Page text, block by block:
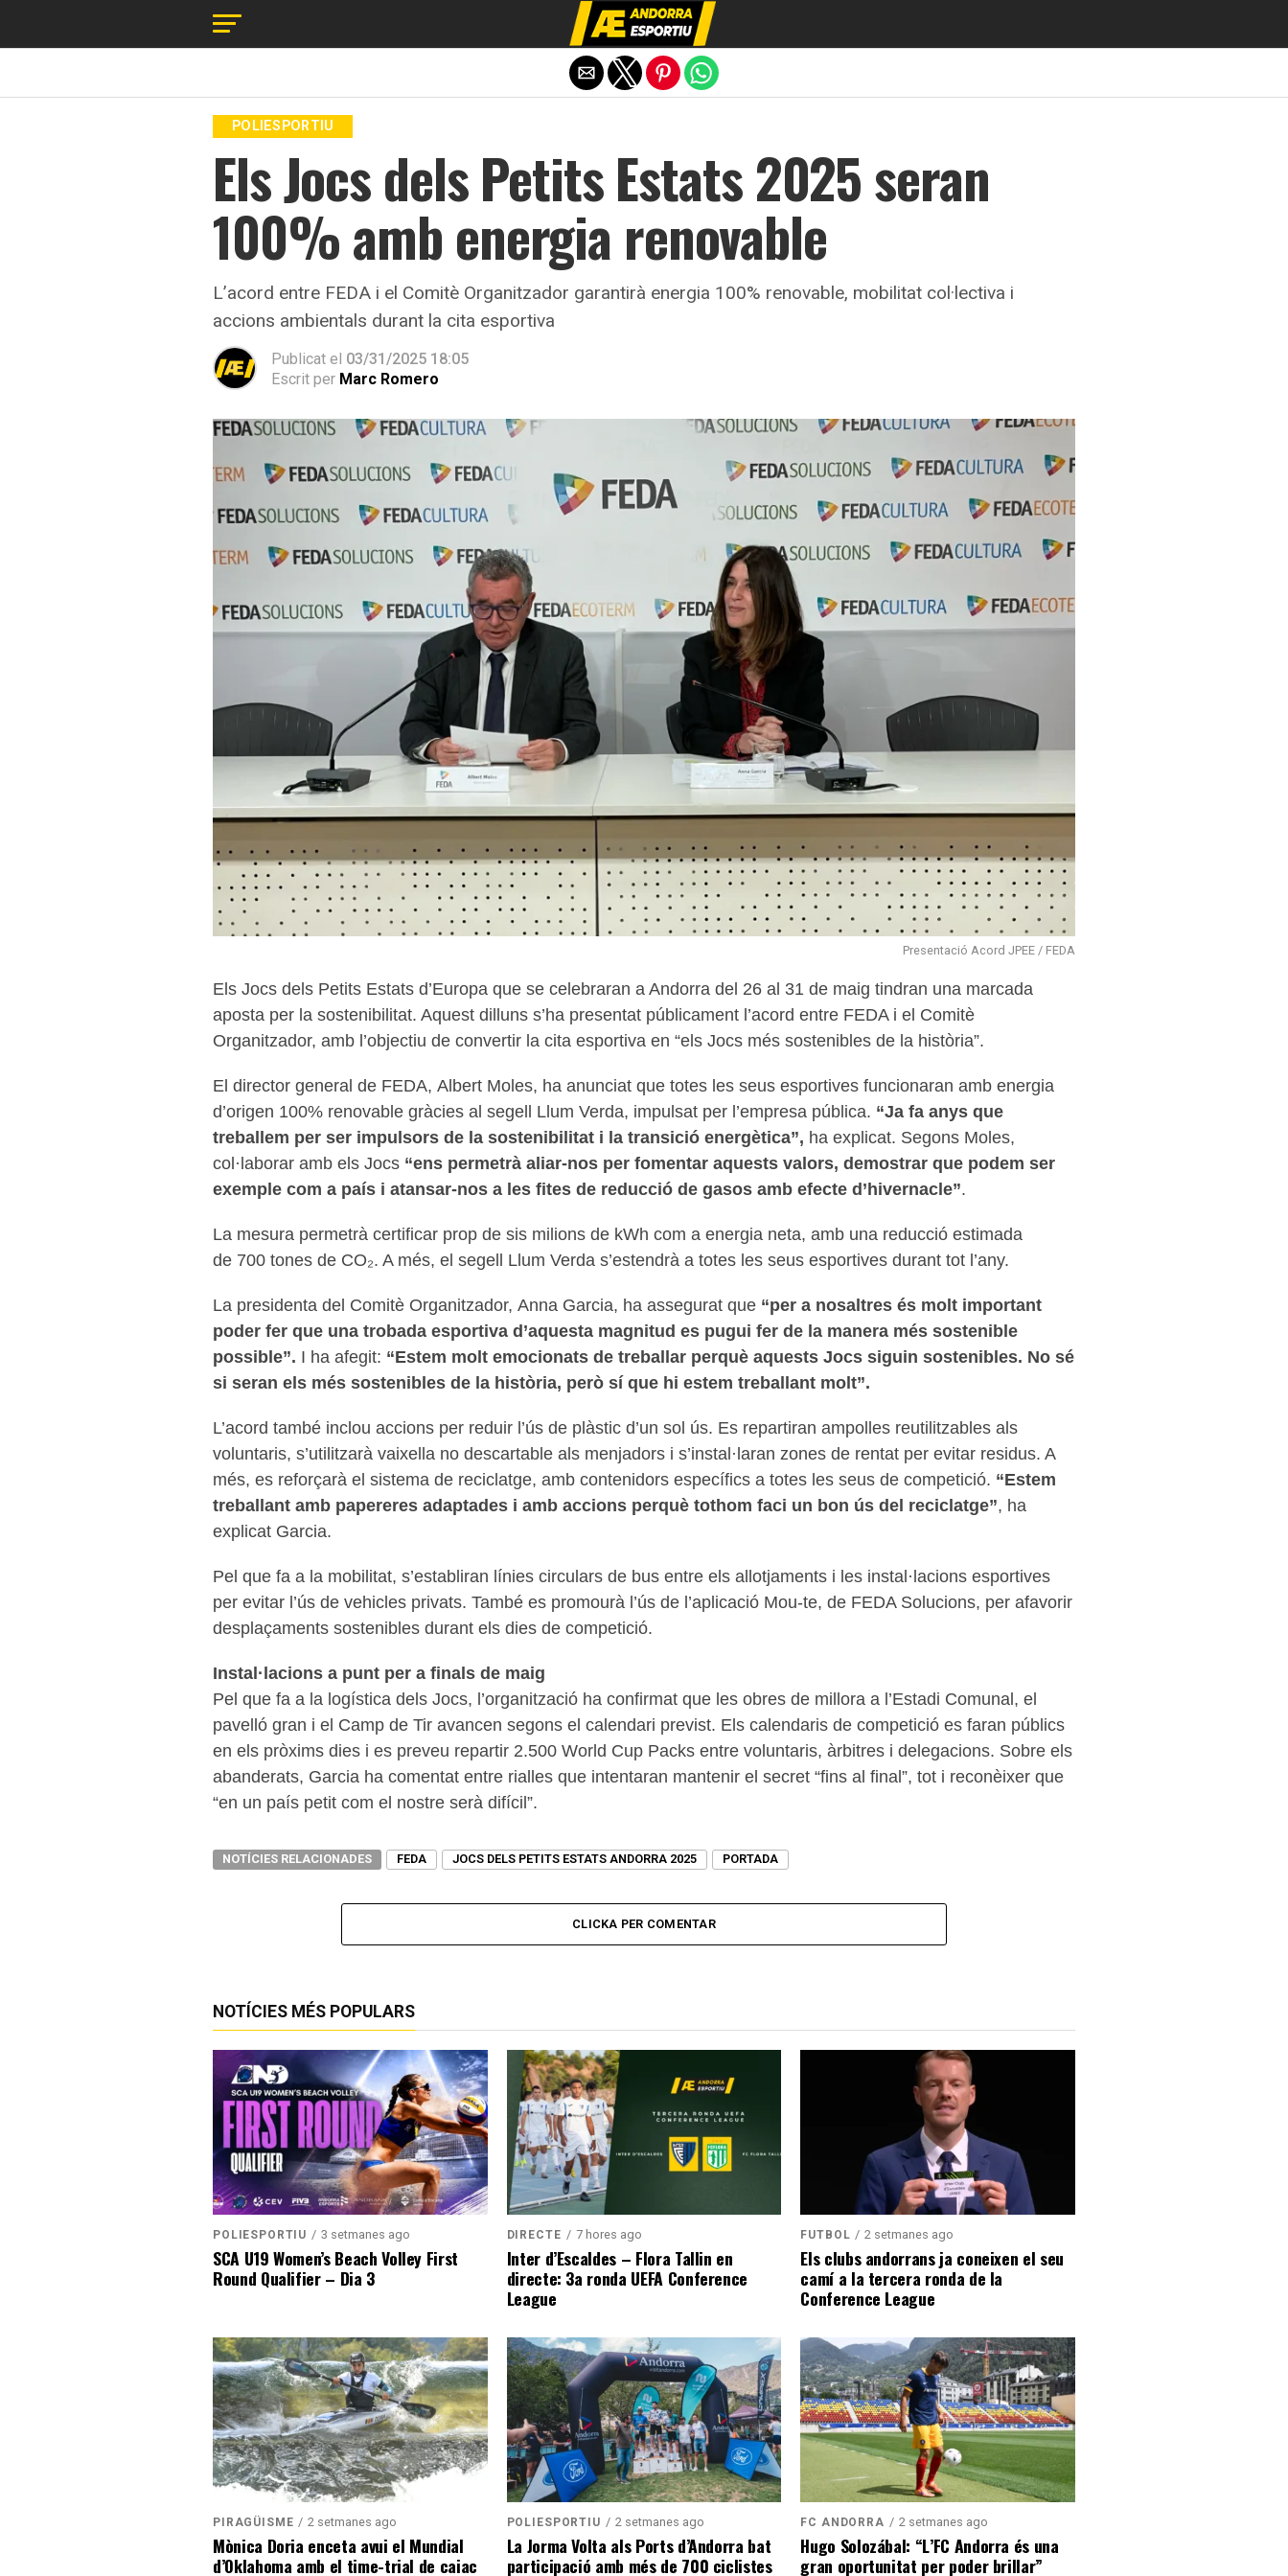
POLIESPORTIU
Els Jocs dels Petits Estats 2025 seran
100% amb energia renovable
L’acord entre FEDA i el Comitè Organitzador garantirà energia 100% renovable, mobilitat col·lectiva i
accions ambientals durant la cita esportiva
Publicat el 03/31/2025 18:05
Escrit per Marc Romero
Presentació Acord JPEE / FEDA
Els Jocs dels Petits Estats d’Europa que se celebraran a Andorra del 26 al 31 de maig tindran una marcada
aposta per la sostenibilitat. Aquest dilluns s’ha presentat públicament l’acord entre FEDA i el Comitè
Organitzador, amb l’objectiu de convertir la cita esportiva en “els Jocs més sostenibles de la història”.
El director general de FEDA, Albert Moles, ha anunciat que totes les seus esportives funcionaran amb energia
d’origen 100% renovable gràcies al segell Llum Verda, impulsat per l’empresa pública. “Ja fa anys que
treballem per ser impulsors de la sostenibilitat i la transició energètica”, ha explicat. Segons Moles,
col·laborar amb els Jocs “ens permetrà aliar-nos per fomentar aquests valors, demostrar que podem ser
exemple com a país i atansar-nos a les fites de reducció de gasos amb efecte d’hivernacle”.
La mesura permetrà certificar prop de sis milions de kWh com a energia neta, amb una reducció estimada
de 700 tones de CO₂. A més, el segell Llum Verda s’estendrà a totes les seus esportives durant tot l’any.
La presidenta del Comitè Organitzador, Anna Garcia, ha assegurat que “per a nosaltres és molt important
poder fer que una trobada esportiva d’aquesta magnitud es pugui fer de la manera més sostenible
possible”. I ha afegit: “Estem molt emocionats de treballar perquè aquests Jocs siguin sostenibles. No sé
si seran els més sostenibles de la història, però sí que hi estem treballant molt”.
L’acord també inclou accions per reduir l’ús de plàstic d’un sol ús. Es repartiran ampolles reutilitzables als
voluntaris, s’utilitzarà vaixella no descartable als menjadors i s’instal·laran zones de rentat per evitar residus. A
més, es reforçarà el sistema de reciclatge, amb contenidors específics a totes les seus de competició. “Estem
treballant amb papereres adaptades i amb accions perquè tothom faci un bon ús del reciclatge”, ha
explicat Garcia.
Pel que fa a la mobilitat, s’establiran línies circulars de bus entre els allotjaments i les instal·lacions esportives
per evitar l’ús de vehicles privats. També es promourà l’ús de l’aplicació Mou-te, de FEDA Solucions, per afavorir
desplaçaments sostenibles durant els dies de competició.
Instal·lacions a punt per a finals de maig
Pel que fa a la logística dels Jocs, l’organització ha confirmat que les obres de millora a l’Estadi Comunal, el
pavelló gran i el Camp de Tir avancen segons el calendari previst. Els calendaris de competició es faran públics
en els pròxims dies i es preveu repartir 2.500 World Cup Packs entre voluntaris, àrbitres i delegacions. Sobre els
abanderats, Garcia ha comentat entre rialles que intentaran mantenir el secret “fins al final”, tot i reconèixer que
“en un país petit com el nostre serà difícil”.
NOTÍCIES RELACIONADES FEDA JOCS DELS PETITS ESTATS ANDORRA 2025 PORTADA
CLICKA PER COMENTAR
NOTÍCIES MÉS POPULARS
POLIESPORTIU 3 setmanes ago
SCA U19 Women’s Beach Volley First
Round Qualifier – Dia 3
DIRECTE 7 hores ago
Inter d’Escaldes – Flora Tallin en
directe: 3a ronda UEFA Conference
League
FUTBOL 2 setmanes ago
Els clubs andorrans ja coneixen el seu
camí a la tercera ronda de la
Conference League
PIRAGÜISME 2 setmanes ago
Mònica Doria enceta avui el Mundial
d’Oklahoma amb el time-trial de caiac
POLIESPORTIU 2 setmanes ago
La Jorma Volta als Ports d’Andorra bat
participació amb més de 700 ciclistes
FC ANDORRA 2 setmanes ago
Hugo Solozábal: “L’FC Andorra és una
gran oportunitat per poder brillar”
Exit mobile version